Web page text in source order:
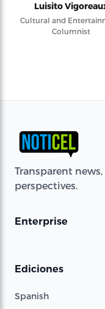
Luisito
Cultural and
Columnist
Transparent
perspectives.
Enterprise
Ediciones
Spanish